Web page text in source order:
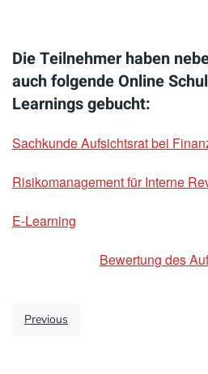
Die Teilnehmer haben
auch folgende Online
Learnings gebucht:
Sachkunde Aufsichtsrat bei
Risikomanagement für Interne
E-Learning
Bewertung des
Previous